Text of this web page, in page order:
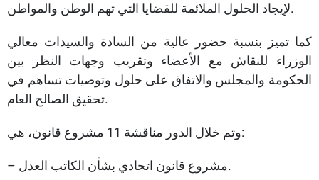
لإيجاد الحلول الملائمة للقضايا التي تهم الوطن والمواطن.
كما تميز بنسبة حضور عالية من السادة والسيدات معالي
الوزراء للنقاش مع الأعضاء وتقريب وجهات النظر بين
الحكومة والمجلس والاتفاق على حلول وتوصيات تساهم في
تحقيق الصالح العام.
وتم خلال الدور مناقشة 11 مشروع قانون، هي:
– مشروع قانون اتحادي بشأن الكاتب العدل.